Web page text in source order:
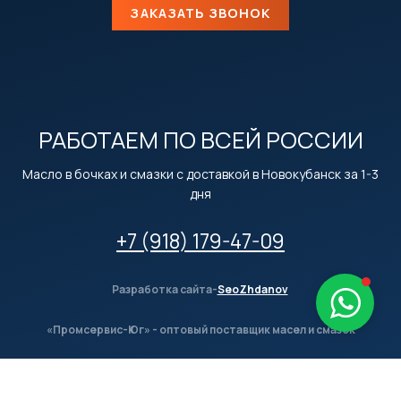
ЗАКАЗАТЬ ЗВОНОК
+7 (918) 179-47-09
Разработка сайта-SeoZhdanov
«Промсервис-Юг» - оптовый поставщик масел и смазок
РАБОТАЕМ ПО ВСЕЙ РОССИИ
Масло в бочках и смазки с доставкой в Новокубанск за 1-3
дня